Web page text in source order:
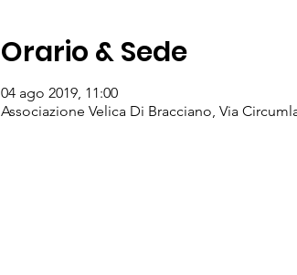
Orario & Sede
04 ago 2019, 11:00
Associazione Velica Di Bracciano, Via